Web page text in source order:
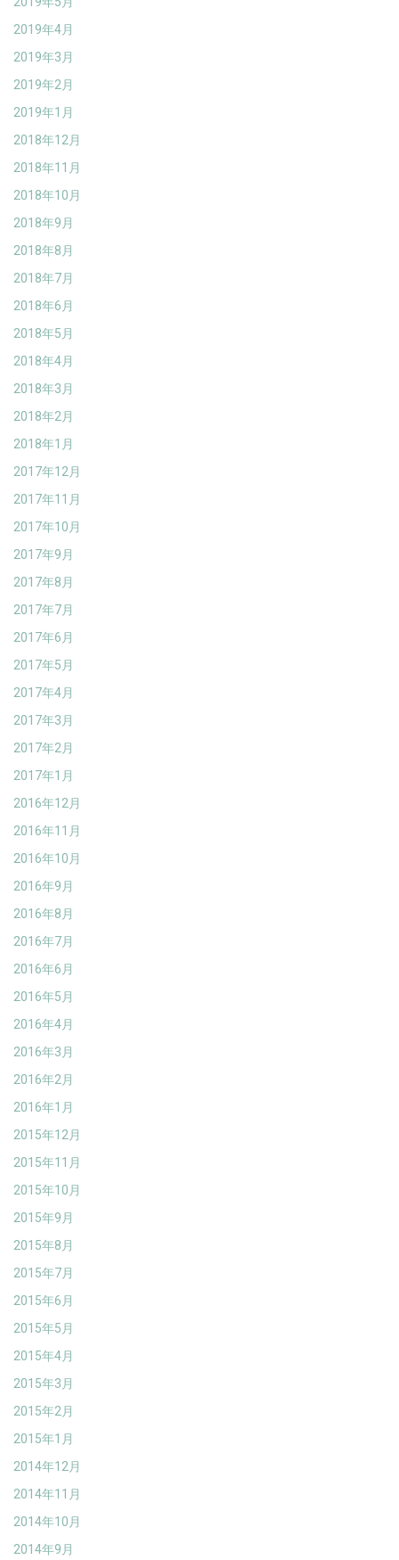
2019年4月
2019年3月
2019年2月
2019年1月
2018年12月
2018年11月
2018年10月
2018年9月
2018年8月
2018年7月
2018年6月
2018年5月
2018年4月
2018年3月
2018年2月
2018年1月
2017年12月
2017年11月
2017年10月
2017年9月
2017年8月
2017年7月
2017年6月
2017年5月
2017年4月
2017年3月
2017年2月
2017年1月
2016年12月
2016年11月
2016年10月
2016年9月
2016年8月
2016年7月
2016年6月
2016年5月
2016年4月
2016年3月
2016年2月
2016年1月
2015年12月
2015年11月
2015年10月
2015年9月
2015年8月
2015年7月
2015年6月
2015年5月
2015年4月
2015年3月
2015年2月
2015年1月
2014年12月
2014年11月
2014年10月
2014年9月